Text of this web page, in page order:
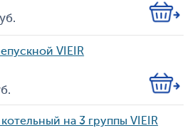
Кол-
во
VIEIR
Кол-
во
на 3 группы VIEIR